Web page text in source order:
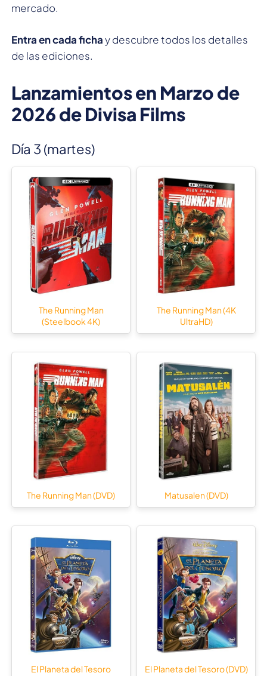
mercado.
Entra en cada fichay descubre todos los detalles
de las ediciones.
Lanzamientos en Marzo de
2026 de Divisa Films
Día 3 (martes)
The Running Man
(Steelbook 4K)
The Running Man (4K
UltraHD)
The Running Man (DVD) Matusalen (DVD)
El Planeta del Tesoro
El Planeta del Tesoro (DVD)